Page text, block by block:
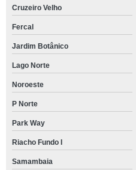
Cruzeiro Velho
Fercal
Jardim Botânico
Lago Norte
Noroeste
P Norte
Park Way
Riacho Fundo I
Samambaia